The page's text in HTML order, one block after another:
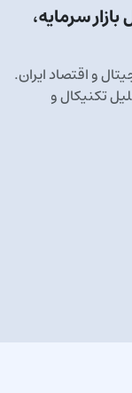
سرمایه،
و اقتصاد ایران.
تکنیکال و